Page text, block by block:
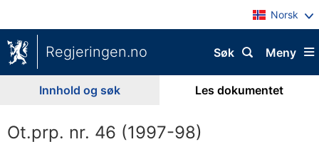
Norsk
Regjeringen.no Meny
Søk
Innhold og søk Les dokumentet
Ot.prp. nr. 46 (1997-98)